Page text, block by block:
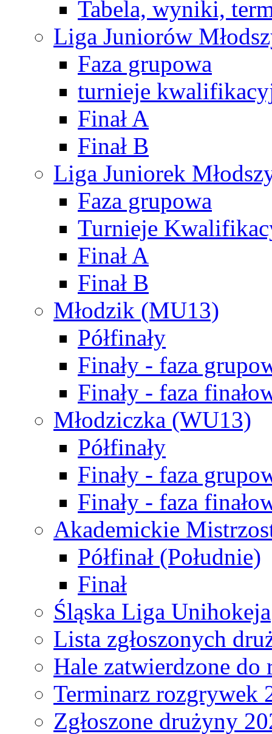
Tabela, wyniki,
Liga Juniorów
Faza grupowa
turnieje
Finał A
Finał B
Liga Juniorek
Faza grupowa
Turnieje
Finał A
Finał B
Młodzik (MU13)
Półfinały
Finały - faza
Finały - faza
Młodziczka (WU13)
Półfinały
Finały - faza
Finały - faza
Akademickie
Półfinał (Południe)
Finał
Śląska Liga Unihokeja
Lista zgłoszonych
Hale zatwierdzone do
Terminarz rozgrywek
Zgłoszone drużyny